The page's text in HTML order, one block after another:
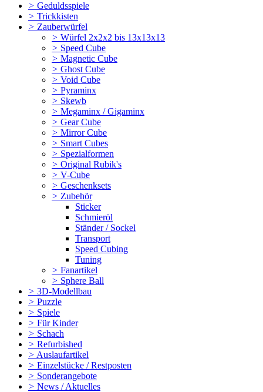
> Geduldsspiele
> Trickkisten
> Zauberwürfel
> Würfel 2x2x2 bis 13x13x13
> Speed Cube
> Magnetic Cube
> Ghost Cube
> Void Cube
> Pyraminx
> Skewb
> Megaminx / Gigaminx
> Gear Cube
> Mirror Cube
> Smart Cubes
> Spezialformen
> Original Rubik's
> V-Cube
> Geschenksets
> Zubehör
Sticker
Schmieröl
Ständer / Sockel
Transport
Speed Cubing
Tuning
> Fanartikel
> Sphere Ball
> 3D-Modellbau
> Puzzle
> Spiele
> Für Kinder
> Schach
> Refurbished
> Auslaufartikel
> Einzelstücke / Restposten
> Sonderangebote
> News / Aktuelles